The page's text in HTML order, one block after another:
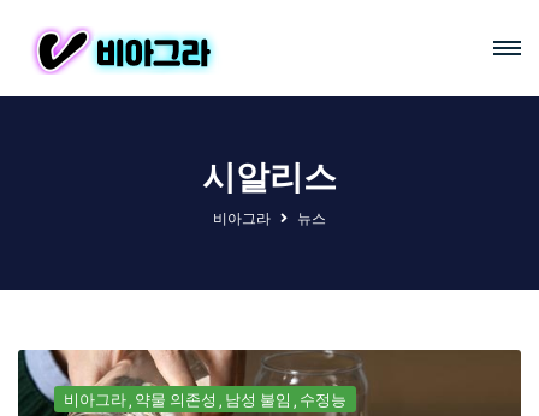
시알리스
비아그라 뉴스
비아그라 약물 의존성 남성 불임 수정능